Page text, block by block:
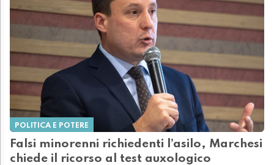
POLITICA E POTERE
Falsi minorenni richiedenti l’asilo, Marchesi
chiede il ricorso al test auxologico